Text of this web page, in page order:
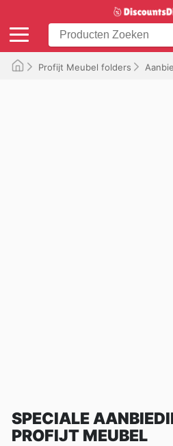
Profijt Meubel folders
SPECIALE
PROFIJT MEUBEL